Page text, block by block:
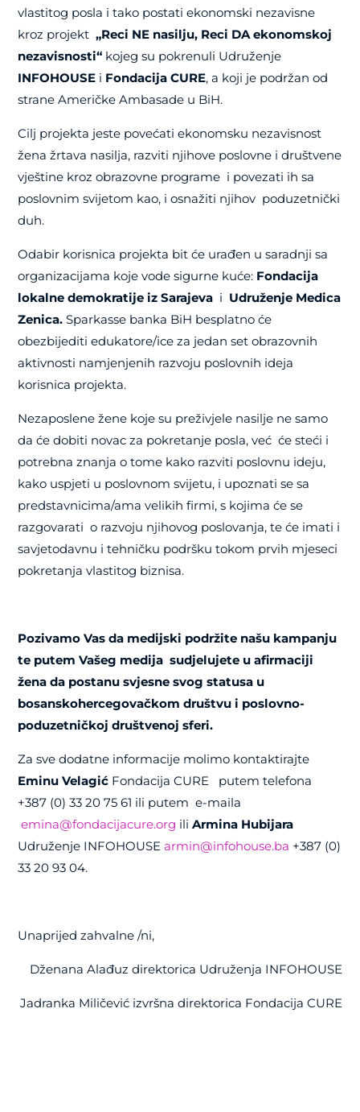
vlastitog posla i tako postati ekonomski nezavisne
kroz projekt „Reci NE nasilju, Reci DA ekonomskoj
nezavisnosti“ kojeg su pokrenuli Udruženje
INFOHOUSE i Fondacija CURE, a koji je podržan od
strane Američke Ambasade u BiH.
Cilj projekta jeste povećati ekonomsku nezavisnost
žena žrtava nasilja, razviti njihove poslovne i društvene
vještine kroz obrazovne programe i povezati ih sa
poslovnim svijetom kao, i osnažiti njihov poduzetnički
duh.
Odabir korisnica projekta bit će urađen u saradnji sa
organizacijama koje vode sigurne kuće: Fondacija
lokalne demokratije iz Sarajeva i Udruženje Medica
Zenica.Sparkasse banka BiH besplatno će
obezbijediti edukatore/ice za jedan set obrazovnih
aktivnosti namjenjenih razvoju poslovnih ideja
korisnica projekta.
Nezaposlene žene koje su preživjele nasilje ne samo
da će dobiti novac za pokretanje posla,već će steći i
potrebna znanja o tome kako razviti poslovnu ideju,
kako uspjeti u poslovnom svijetu, i upoznati se sa
predstavnicima/ama velikih firmi, s kojimaće se
razgovarati o razvoju njihovog poslovanja, te će imati i
savjetodavnu i tehničku podršku tokom prvih mjeseci
pokretanja vlastitog biznisa.
Pozivamo Vas da medijski podržite našu kampanju
te putem Vašeg medija sudjelujete u afirmaciji
žena da postanu svjesne svog statusa u
bosanskohercegovačkom društvu i poslovno-
poduzetničkoj društvenoj sferi.
Za sve dodatne informacije molimo kontaktirajte
Eminu Velagić Fondacija CURE
putem telefona
+387 (0) 33 20 75 61 ili putem e-maila
emina@fondacijacure.org iliArmina Hubijara
Udruženje INFOHOUSEarmin@infohouse.ba +387 (0)
33 20 93 04.
Unaprijed zahvalne /ni,
Dženana Alađuz direktorica Udruženja INFOHOUSE
Jadranka Miličević izvršna direktorica Fondacija CURE